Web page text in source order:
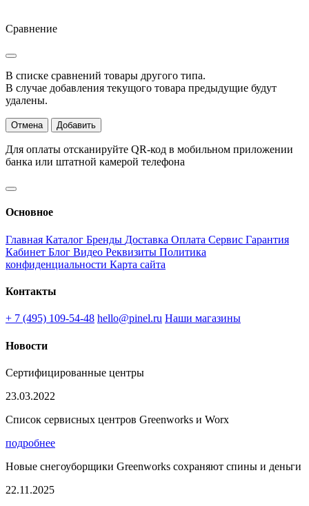
Сравнение
В списке сравнений товары другого типа.
В случае добавления текущого товара предыдущие будут
удалены.
Отмена Добавить
Для оплаты отсканируйте QR-код в мобильном приложении
банка или штатной камерой телефона
Основное
Главная Каталог Бренды Доставка Оплата Сервис Гарантия
Кабинет Блог Видео Реквизиты Политика
конфиденциальности Карта сайта
Контакты
+ 7 (495) 109-54-48 hello@pinel.ru Наши магазины
Новости
Сертифицированные центры
23.03.2022
Список сервисных центров Greenworks и Worx
подробнее
Новые снегоуборщики Greenworks сохраняют спины и деньги
22.11.2025